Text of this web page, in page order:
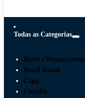
Todas as Categorias
Bares e Restaurantes
Brasil Rural
Capa
Cidades